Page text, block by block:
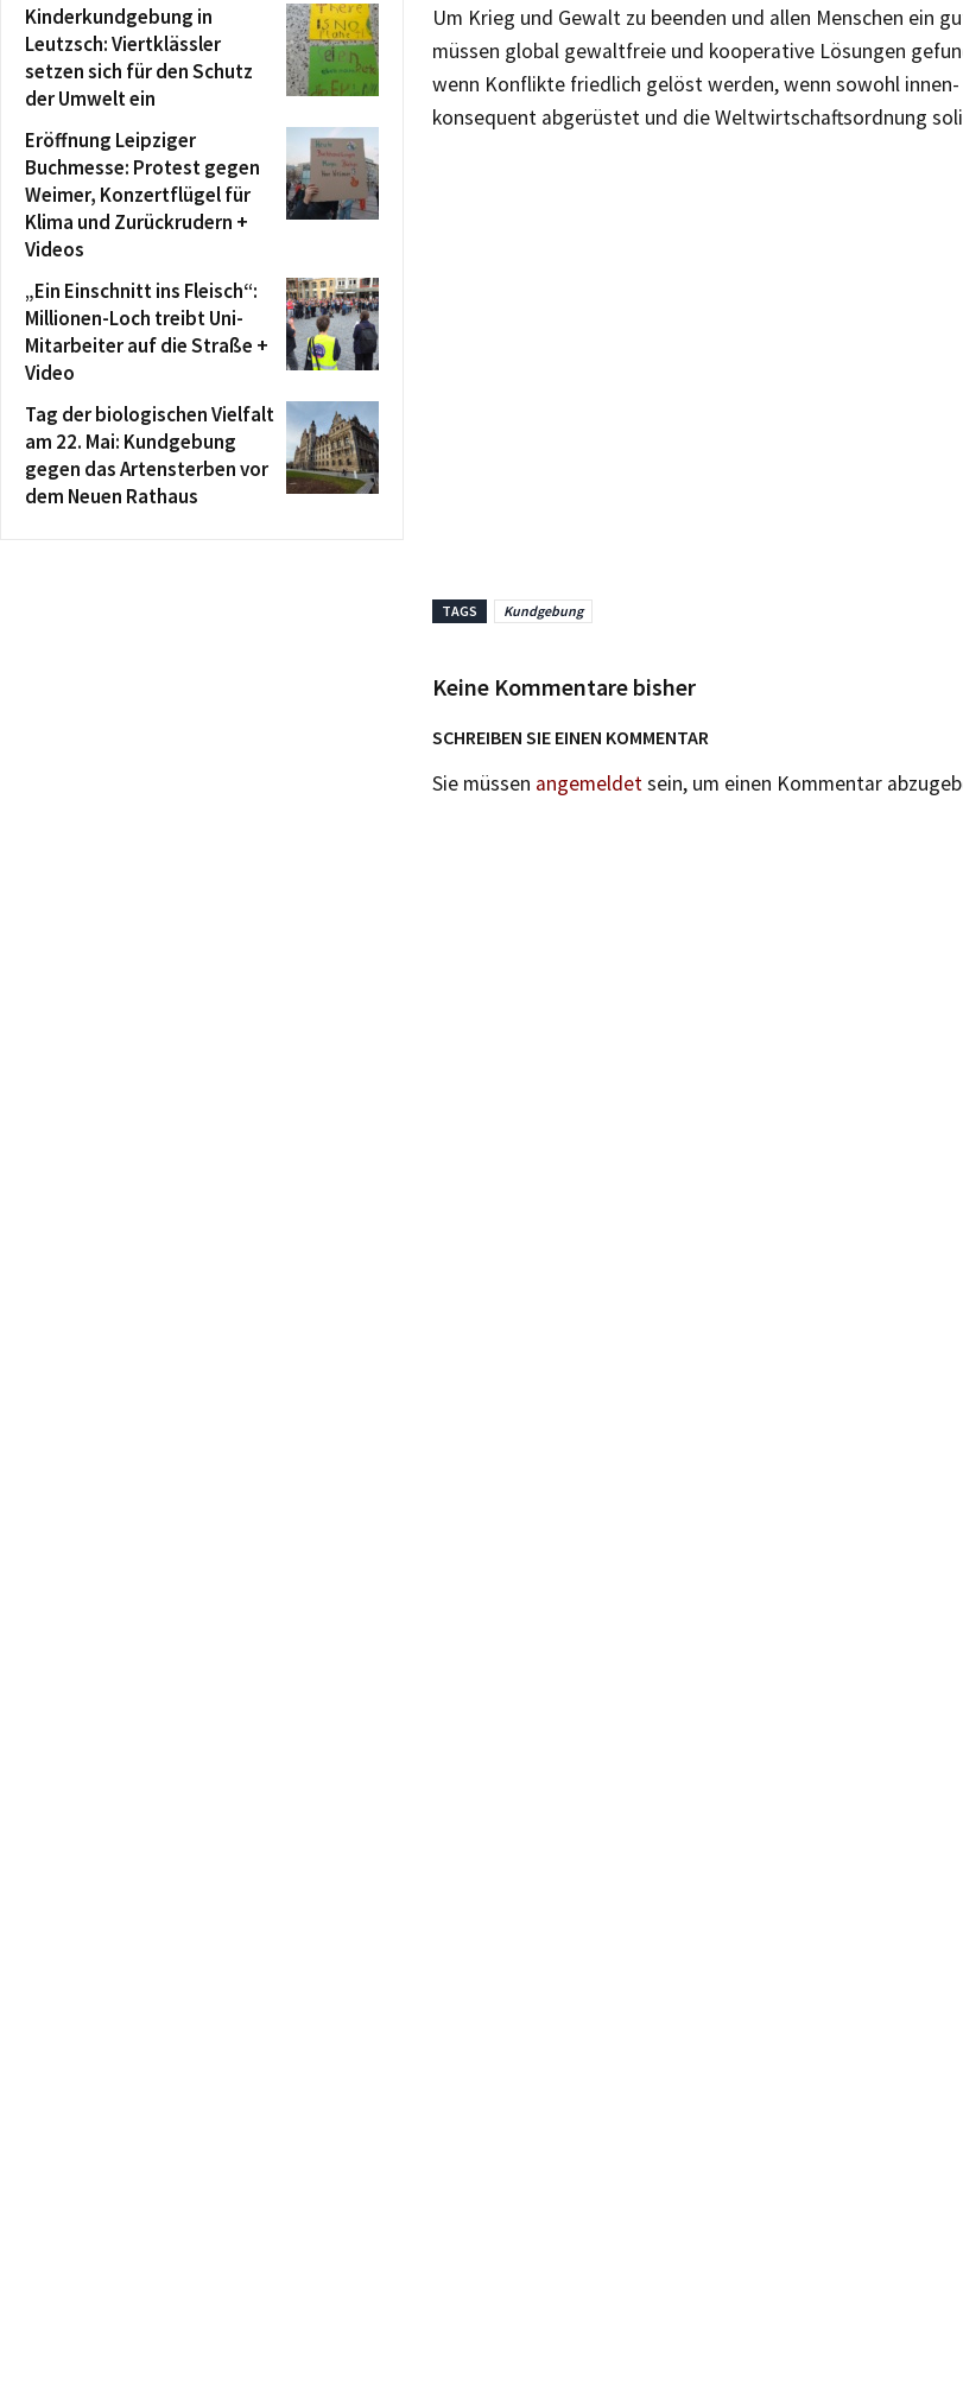
Um Krieg und Gewalt zu beenden und allen Menschen ein
müssen global gewaltfreie und kooperative Lösungen
wenn Konflikte friedlich gelöst werden, wenn sowohl
konsequent abgerüstet und die Weltwirtschaftsordnung
TAGS Kundgebung
Keine Kommentare bisher
SCHREIBEN SIE EINEN KOMMENTAR
Sie müssen angemeldetsein, um einen Kommentar
Kinderkundgebung in
Leutzsch: Viertklässler
setzen sich für den Schutz
der Umwelt ein
Eröffnung Leipziger
Buchmesse: Protest gegen
Weimer, Konzertflügel für
Klima und Zurückrudern +
Videos
„Ein Einschnitt ins Fleisch“:
Millionen-Loch treibt Uni-
Mitarbeiter auf die Straße +
Video
Tag der biologischen Vielfalt
am 22. Mai: Kundgebung
gegen das Artensterben vor
dem Neuen Rathaus